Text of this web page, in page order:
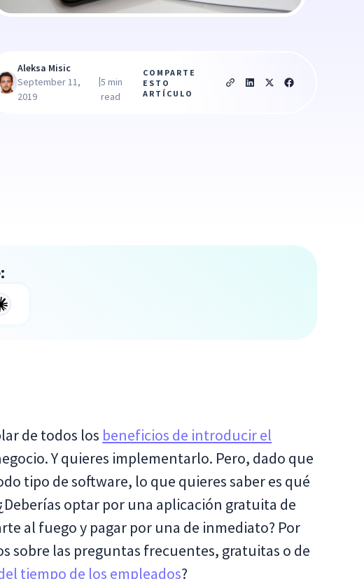
Aleksa Misic
September 11,
2019
|5 min
read
COMPARTE
ESTO
ARTÍCULO
de todos los beneficios de introducir el
Y quieres implementarlo. Pero, dado que
tipo de software, lo que quieres saber es qué
optar por una aplicación gratuita de
al fuego y pagar por una de inmediato? Por
sobre las preguntas frecuentes, gratuitas o de
tiempo de los empleados?